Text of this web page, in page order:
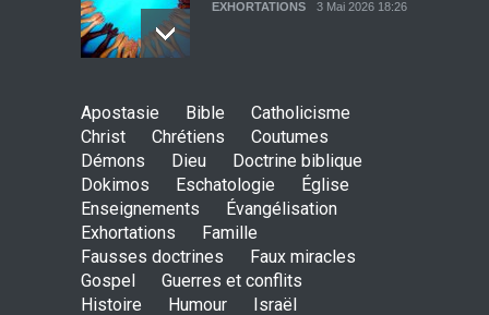
EXHORTATIONS 3 Mai 2026 18:26
27 Avril 2026 02:55
Avant la fondation du
monde : la pensée de la
croix
AMOUR 8 Février 2026 20:10
Apostasie Bible
Catholicisme
Christ
Chrétiens
Coutumes
Démons
Dieu
Doctrine biblique
Dokimos
Eschatologie
Église
Enseignements
Évangélisation
Exhortations
Famille
Fausses doctrines
Faux miracles
Gospel
Guerres et conflits
Histoire
Humour
Israël